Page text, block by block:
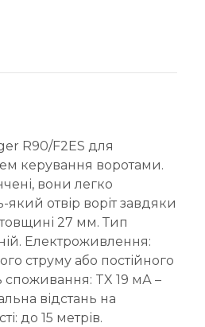
R90/F2ES для
керування воротами.
вони легко
отвір воріт завдяки
товщині 27 мм. Тип
Електроживлення:
струму або постійного
споживання: TX 19 мА –
відстань на
до 15 метрів.